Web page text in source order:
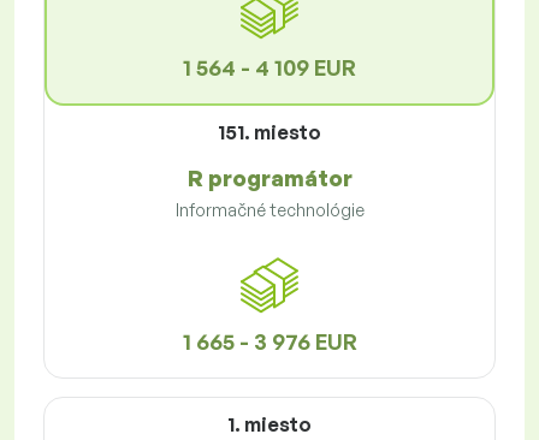
1 564 - 4 109 EUR
151. miesto
R programátor
Informačné technológie
1 665 - 3 976 EUR
1. miesto